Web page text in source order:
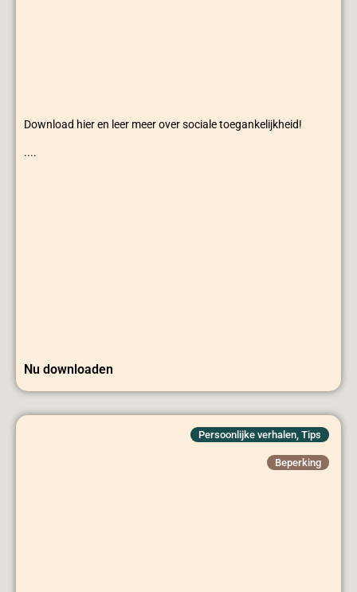
Download hier en leer meer over sociale toegankelijkheid!
....
Nu downloaden
Persoonlijke verhalen Tips
Beperking